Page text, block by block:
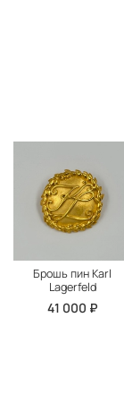
Брошь пин Karl
Lagerfeld
41 000 ₽